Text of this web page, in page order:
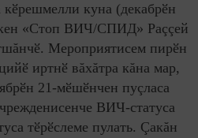
куна (декабрӗн
«Стоп ВИЧ/СПИД» Раççей
Мероприятисем пирӗн
иртнӗ вăхăтра кăна мар,
21-мӗшӗнчен пуçласа
ВИЧ-статуса
тӗрӗслеме пулать. Çакăн